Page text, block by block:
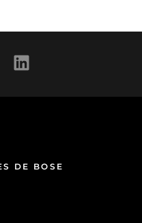
DE BOSE